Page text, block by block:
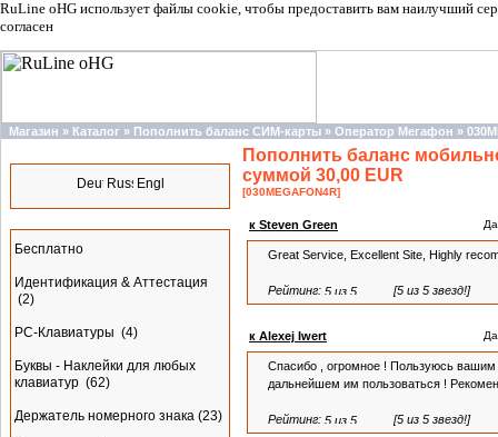
RuLine oHG использует файлы cookie, чтобы предоставить вам наилучший
согласен
Магазин » Каталог » Пополнить баланс СИМ-карты » Оператор Мегафон »
Бесплатно
Идентификация & Аттестация
(2)
PC-Клавиатуры (4)
Буквы - Наклейки для любых
клавиатур (62)
Держатель номерного знака (23)
Пополнить баланс
суммой 30,00 EUR
[030MEGAFON4R]
к Steven Green
Great Service, Excellent Site, Highly
Рейтинг: [5 из 5 звезд!]
к Alexej Iwert
Спасибо , огромное ! Пользуюсь вашим
дальнейшем им пользоваться !
Рейтинг: [5 из 5 звезд!]